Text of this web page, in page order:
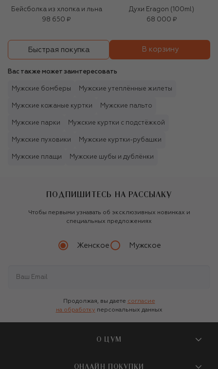
Бейсболка из хлопка и льна
98 650 ₽
Духи Eragon (100ml)
68 000 ₽
Быстрая покупка В корзину
Вас также может заинтересовать
Мужские бомберы Мужские утеплённые жилеты
Мужские кожаные куртки Мужские пальто
Мужские парки Мужские куртки с подстёжкой
Мужские пуховики Мужские куртки-рубашки
Мужские плащи Мужские шубы и дублёнки
ПОДПИШИТЕСЬ НА РАССЫЛКУ
Чтобы первыми узнавать об эксклюзивных новинках и
специальных предложениях
Женское Мужское
Продолжая, вы даете согласие
на обработку персональных данных
О ЦУМ
О магазине
ОНЛАЙН ПОКУПКИ